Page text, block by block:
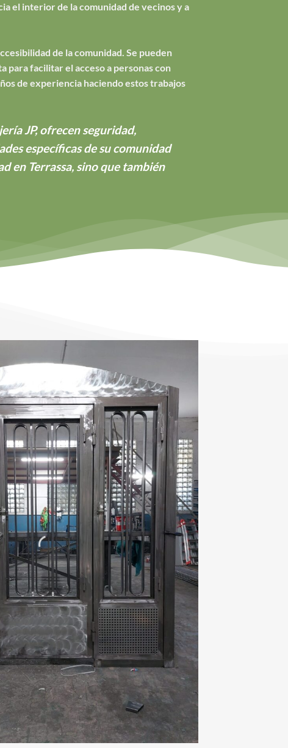
el interior de la comunidad de vecinos y a
de la comunidad. Se pueden
para facilitar el acceso a personas con
de experiencia haciendo estos trabajos
JP, ofrecen seguridad,
específicas de su comunidad
en Terrassa, sino que también